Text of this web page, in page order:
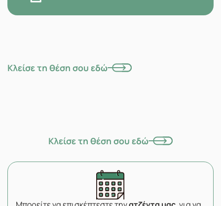
Κλείσε τη θέση σου εδώ
Κλείσε τη θέση σου εδώ